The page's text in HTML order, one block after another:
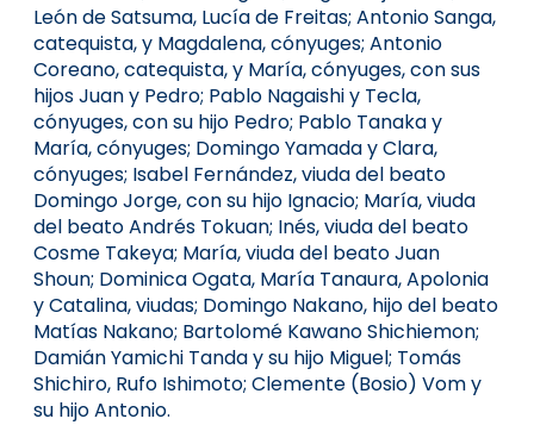
León de Satsuma, Lucía de Freitas; Antonio Sanga,
catequista, y Magdalena, cónyuges; Antonio
Coreano, catequista, y María, cónyuges, con sus
hijos Juan y Pedro; Pablo Nagaishi y Tecla,
cónyuges, con su hijo Pedro; Pablo Tanaka y
María, cónyuges; Domingo Yamada y Clara,
cónyuges; Isabel Fernández, viuda del beato
Domingo Jorge, con su hijo Ignacio; María, viuda
del beato Andrés Tokuan; Inés, viuda del beato
Cosme Takeya; María, viuda del beato Juan
Shoun; Dominica Ogata, María Tanaura, Apolonia
y Catalina, viudas; Domingo Nakano, hijo del beato
Matías Nakano; Bartolomé Kawano Shichiemon;
Damián Yamichi Tanda y su hijo Miguel; Tomás
Shichiro, Rufo Ishimoto; Clemente (Bosio) Vom y
su hijo Antonio.